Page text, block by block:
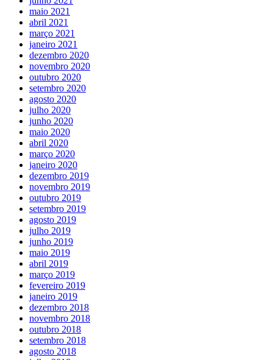
maio 2021
abril 2021
março 2021
janeiro 2021
dezembro 2020
novembro 2020
outubro 2020
setembro 2020
agosto 2020
julho 2020
junho 2020
maio 2020
abril 2020
março 2020
janeiro 2020
dezembro 2019
novembro 2019
outubro 2019
setembro 2019
agosto 2019
julho 2019
junho 2019
maio 2019
abril 2019
março 2019
fevereiro 2019
janeiro 2019
dezembro 2018
novembro 2018
outubro 2018
setembro 2018
agosto 2018